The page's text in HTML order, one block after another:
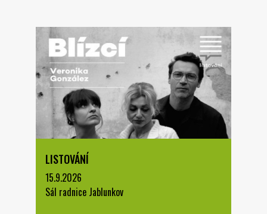
LISTOVÁNÍ
15.9.2026
Sál radnice Jablunkov